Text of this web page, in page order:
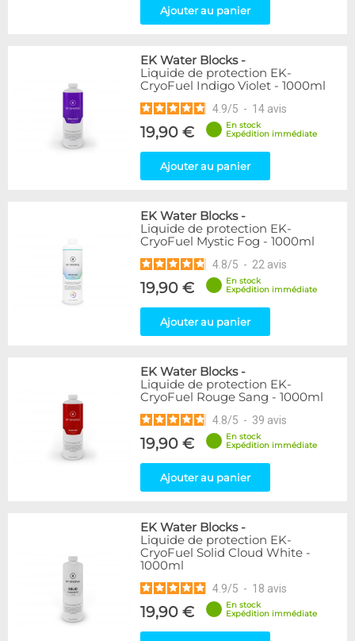
Ajouter au panier
EK Water Blocks-
Liquide de protection EK-
CryoFuel Indigo Violet - 1000ml
4.9/5 - 14 avis
19,90 €
En stock
Expédition immédiate
Ajouter au panier
EK Water Blocks-
Liquide de protection EK-
CryoFuel Mystic Fog - 1000ml
4.8/5 - 22 avis
19,90 €
En stock
Expédition immédiate
Ajouter au panier
EK Water Blocks-
Liquide de protection EK-
CryoFuel Rouge Sang - 1000ml
4.8/5 - 39 avis
19,90 €
En stock
Expédition immédiate
Ajouter au panier
EK Water Blocks-
Liquide de protection EK-
CryoFuel Solid Cloud White -
1000ml
4.9/5 - 18 avis
19,90 €
En stock
Expédition immédiate